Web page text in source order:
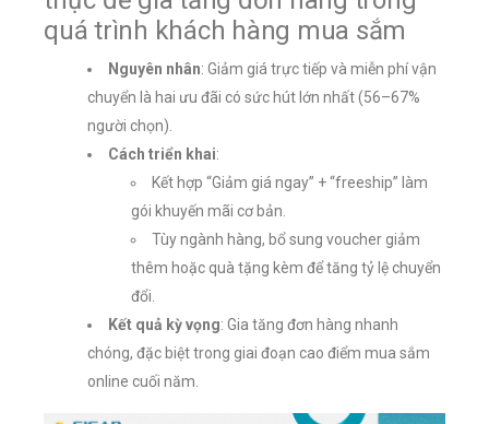
quá trình khách hàng mua sắm
Nguyên nhân: Giảm giá trực tiếp và miễn phí vận
chuyển là hai ưu đãi có sức hút lớn nhất (56–67%
người chọn).
Cách triển khai:
Kết hợp “Giảm giá ngay” + “freeship” làm
gói khuyến mãi cơ bản.
Tùy ngành hàng, bổ sung voucher giảm
thêm hoặc quà tặng kèm để tăng tỷ lệ chuyển
đổi.
Kết quả kỳ vọng: Gia tăng đơn hàng nhanh
chóng, đặc biệt trong giai đoạn cao điểm mua sắm
online cuối năm.